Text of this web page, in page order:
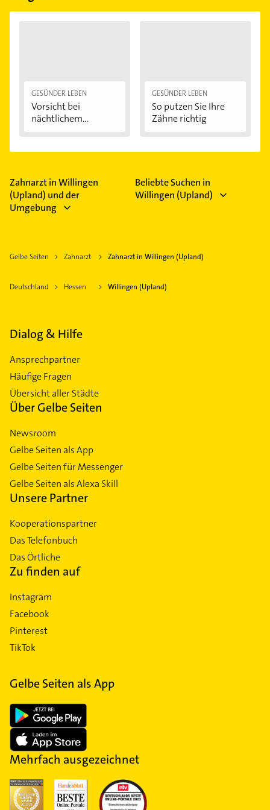
GESÜNDER LEBEN
Vorsicht bei
nächtlichem
GESÜNDER LEBEN
So putzen Sie Ihre
Zähne richtig
Zahnarzt in Willingen
(Upland) und der
Umgebung
Beliebte Suchen in
Willingen (Upland)
Gelbe Seiten Zahnarzt Zahnarzt in Willingen (Upland)
Deutschland Hessen Willingen (Upland)
Dialog & Hilfe
Ansprechpartner
Häufige Fragen
Übersicht aller Städte
Über Gelbe Seiten
Newsroom
Gelbe Seiten als App
Gelbe Seiten für Messenger
Gelbe Seiten als Alexa Skill
Unsere Partner
Kooperationspartner
Das Telefonbuch
Das Örtliche
Zu finden auf
Instagram
Facebook
Pinterest
TikTok
Gelbe Seiten als App
Mehrfach ausgezeichnet